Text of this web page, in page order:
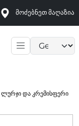
მოძებნეთ მაღაზია
ლურჯი და კრემისფერი